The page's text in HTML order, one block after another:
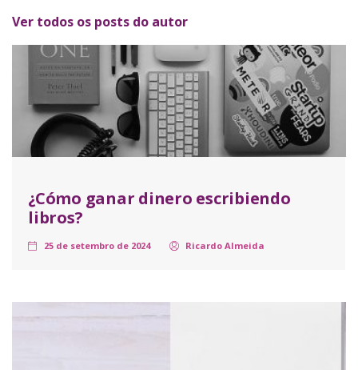
Ver todos os posts do autor
¿Cómo ganar dinero escribiendo
libros?
25 de setembro de 2024 Ricardo Almeida